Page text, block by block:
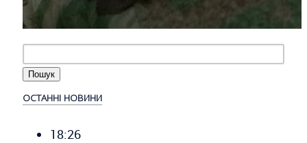
ОСТАННІ НОВИНИ
18:26